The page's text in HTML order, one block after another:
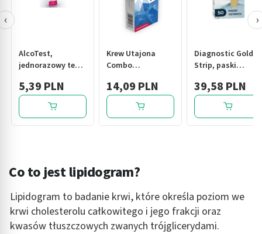
AlcoTest,
jednorazowy test
alkoholu, 1 szt.
5,39 PLN
Krew Utajona
Combo
transferyna), test
diagnostyczny, 1
szt.
14,09 PLN
Diagnostic Gold
Strip, paski
pomiaru poziomu
glukozy we krwi,
50 szt.
39,58 PLN
‹ ›
Co to jest lipidogram?
Lipidogram to badanie krwi, które określa poziom we
krwi cholesterolu całkowitego i jego frakcji oraz
kwasów tłuszczowych zwanych trójglicerydami.